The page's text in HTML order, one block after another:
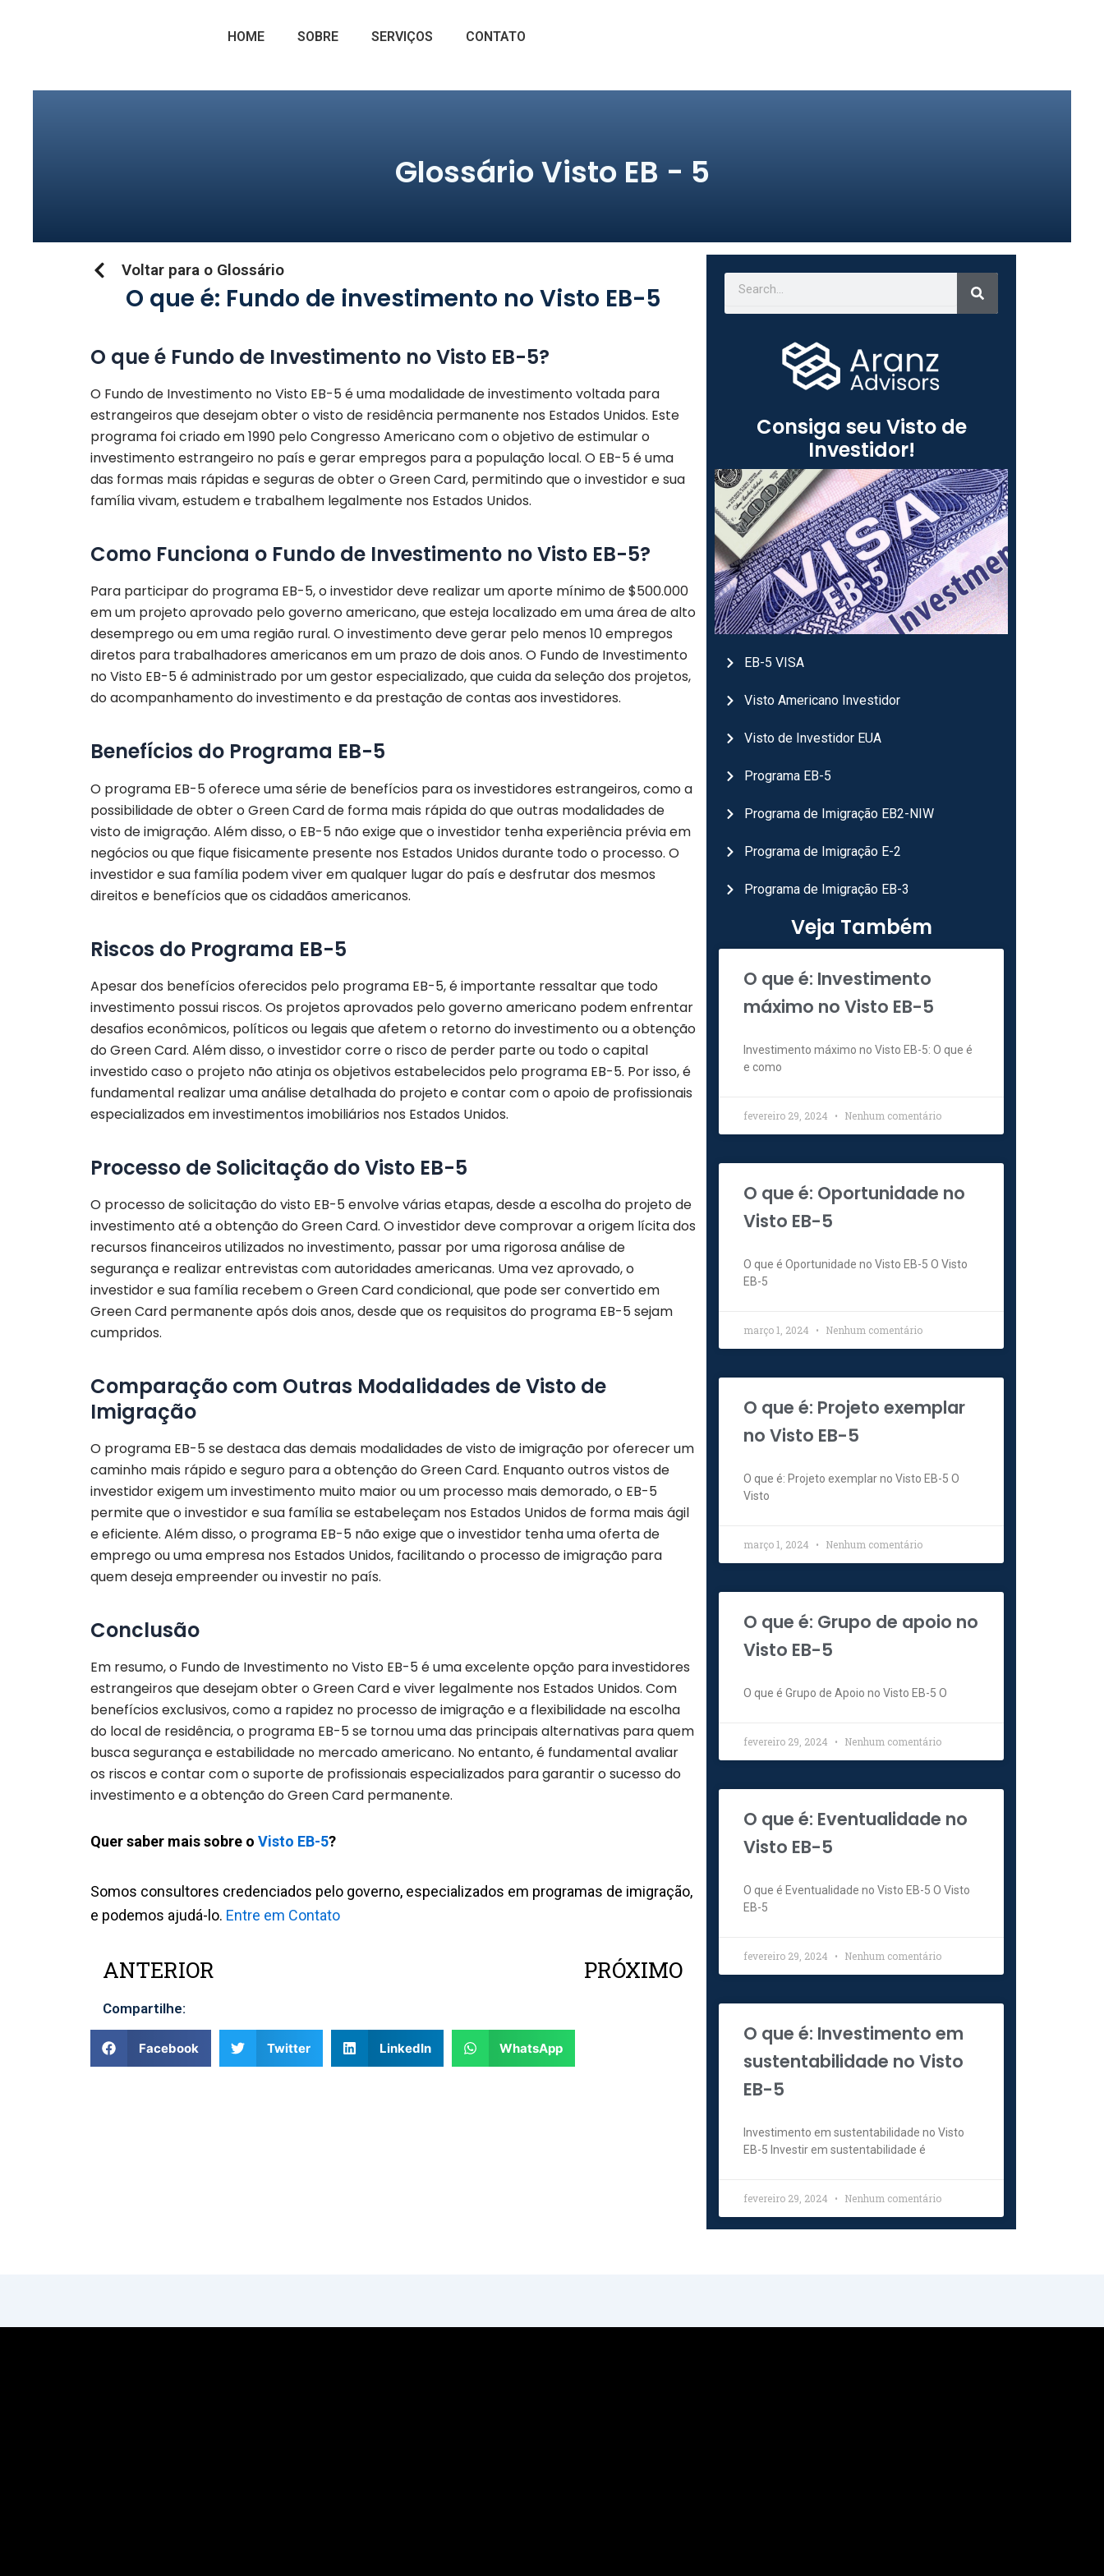
HOME SOBRE SERVIÇOS CONTATO
Glossário Visto EB - 5
Voltar para o Glossário
O que é: Fundo de investimento no Visto EB-5
O que é Fundo de Investimento no Visto EB-5?
O Fundo de Investimento no Visto EB-5 é uma modalidade de investimento voltada para
estrangeiros que desejam obter o visto de residência permanente nos Estados Unidos. Este
programa foi criado em 1990 pelo Congresso Americano com o objetivo de estimular o
investimento estrangeiro no país e gerar empregos para a população local. O EB-5 é uma
das formas mais rápidas e seguras de obter o Green Card, permitindo que o investidor e sua
família vivam, estudem e trabalhem legalmente nos Estados Unidos.
Como Funciona o Fundo de Investimento no Visto EB-5?
Para participar do programa EB-5, o investidor deve realizar um aporte mínimo de $500.000
em um projeto aprovado pelo governo americano, que esteja localizado em uma área de alto
desemprego ou em uma região rural. O investimento deve gerar pelo menos 10 empregos
diretos para trabalhadores americanos em um prazo de dois anos. O Fundo de Investimento
no Visto EB-5 é administrado por um gestor especializado, que cuida da seleção dos projetos,
do acompanhamento do investimento e da prestação de contas aos investidores.
Benefícios do Programa EB-5
O programa EB-5 oferece uma série de benefícios para os investidores estrangeiros, como a
possibilidade de obter o Green Card de forma mais rápida do que outras modalidades de
visto de imigração. Além disso, o EB-5 não exige que o investidor tenha experiência prévia em
negócios ou que fique fisicamente presente nos Estados Unidos durante todo o processo. O
investidor e sua família podem viver em qualquer lugar do país e desfrutar dos mesmos
direitos e benefícios que os cidadãos americanos.
Riscos do Programa EB-5
Apesar dos benefícios oferecidos pelo programa EB-5, é importante ressaltar que todo
investimento possui riscos. Os projetos aprovados pelo governo americano podem enfrentar
desafios econômicos, políticos ou legais que afetem o retorno do investimento ou a obtenção
do Green Card. Além disso, o investidor corre o risco de perder parte ou todo o capital
investido caso o projeto não atinja os objetivos estabelecidos pelo programa EB-5. Por isso, é
fundamental realizar uma análise detalhada do projeto e contar com o apoio de profissionais
especializados em investimentos imobiliários nos Estados Unidos.
Processo de Solicitação do Visto EB-5
O processo de solicitação do visto EB-5 envolve várias etapas, desde a escolha do projeto de
investimento até a obtenção do Green Card. O investidor deve comprovar a origem lícita dos
recursos financeiros utilizados no investimento, passar por uma rigorosa análise de
segurança e realizar entrevistas com autoridades americanas. Uma vez aprovado, o
investidor e sua família recebem o Green Card condicional, que pode ser convertido em
Green Card permanente após dois anos, desde que os requisitos do programa EB-5 sejam
cumpridos.
Comparação com Outras Modalidades de Visto de
Imigração
O programa EB-5 se destaca das demais modalidades de visto de imigração por oferecer um
caminho mais rápido e seguro para a obtenção do Green Card. Enquanto outros vistos de
investidor exigem um investimento muito maior ou um processo mais demorado, o EB-5
permite que o investidor e sua família se estabeleçam nos Estados Unidos de forma mais ágil
e eficiente. Além disso, o programa EB-5 não exige que o investidor tenha uma oferta de
emprego ou uma empresa nos Estados Unidos, facilitando o processo de imigração para
quem deseja empreender ou investir no país.
Conclusão
Em resumo, o Fundo de Investimento no Visto EB-5 é uma excelente opção para investidores
estrangeiros que desejam obter o Green Card e viver legalmente nos Estados Unidos. Com
benefícios exclusivos, como a rapidez no processo de imigração e a flexibilidade na escolha
do local de residência, o programa EB-5 se tornou uma das principais alternativas para quem
busca segurança e estabilidade no mercado americano. No entanto, é fundamental avaliar
os riscos e contar com o suporte de profissionais especializados para garantir o sucesso do
investimento e a obtenção do Green Card permanente.
Quer saber mais sobre o Visto EB-5?
Somos consultores credenciados pelo governo, especializados em programas de imigração,
e podemos ajudá-lo. Entre em Contato
Prev
ANTERIOR PRÓXIMO Next
Compartilhe:
Facebook Twitter LinkedIn WhatsApp
Search
Consiga seu Visto de
Investidor!
EB-5 VISA
Visto Americano Investidor
Visto de Investidor EUA
Programa EB-5
Programa de Imigração EB2-NIW
Programa de Imigração E-2
Programa de Imigração EB-3
Veja Também
O que é: Investimento
máximo no Visto EB-5
Investimento máximo no Visto EB-5: O que é
e como
fevereiro 29, 2024 Nenhum comentário
O que é: Oportunidade no
Visto EB-5
O que é Oportunidade no Visto EB-5 O Visto
EB-5
março 1, 2024 Nenhum comentário
O que é: Projeto exemplar
no Visto EB-5
O que é: Projeto exemplar no Visto EB-5 O
Visto
março 1, 2024 Nenhum comentário
O que é: Grupo de apoio no
Visto EB-5
O que é Grupo de Apoio no Visto EB-5 O
fevereiro 29, 2024 Nenhum comentário
O que é: Eventualidade no
Visto EB-5
O que é Eventualidade no Visto EB-5 O Visto
EB-5
fevereiro 29, 2024 Nenhum comentário
O que é: Investimento em
sustentabilidade no Visto
EB-5
Investimento em sustentabilidade no Visto
EB-5 Investir em sustentabilidade é
fevereiro 29, 2024 Nenhum comentário